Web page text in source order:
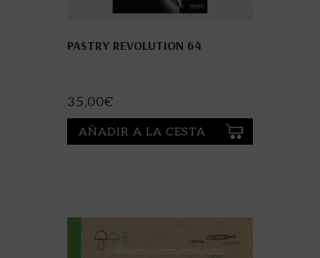
PASTRY REVOLUTION 64
35,00€
AÑADIR A LA CESTA